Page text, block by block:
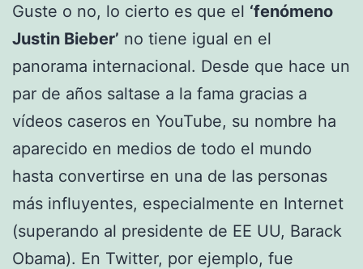
Guste o no, lo cierto es que el ‘fenómeno
Justin Bieber’ no tiene igual en el
panorama internacional. Desde que hace un
par de años saltase a la fama gracias a
vídeos caseros en YouTube, su nombre ha
aparecido en medios de todo el mundo
hasta convertirse en una de las personas
más influyentes, especialmente en Internet
(superando al presidente de EE UU, Barack
Obama). En Twitter, por ejemplo, fue